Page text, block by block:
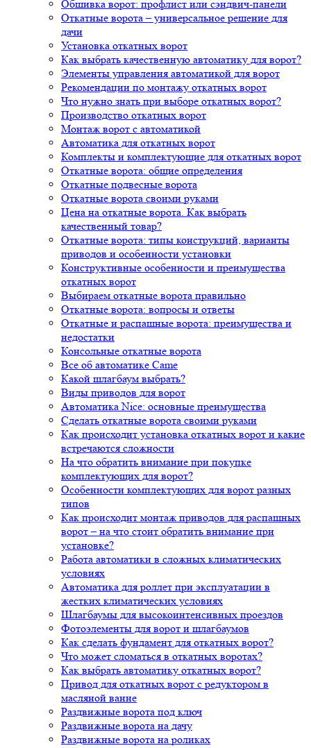
Обшивка ворот: профлист или сэндвич-панели
Откатные ворота – универсальное решение для
дачи
Установка откатных ворот
Как выбрать качественную автоматику для ворот?
Элементы управления автоматикой для ворот
Рекомендации по монтажу откатных ворот
Что нужно знать при выборе откатных ворот?
Производство откатных ворот
Монтаж ворот с автоматикой
Автоматика для откатных ворот
Комплекты и комплектующие для откатных ворот
Откатные ворота: общие определения
Откатные подвесные ворота
Откатные ворота своими руками
Цена на откатные ворота. Как выбрать
качественный товар?
Откатные ворота: типы конструкций, варианты
приводов и особенности установки
Конструктивные особенности и преимущества
откатных ворот
Выбираем откатные ворота правильно
Откатные ворота: вопросы и ответы
Откатные и распашные ворота: преимущества и
недостатки
Консольные откатные ворота
Все об автоматике Came
Какой шлагбаум выбрать?
Виды приводов для ворот
Автоматика Nice: основные преимущества
Сделать откатные ворота своими руками
Как происходит установка откатных ворот и какие
встречаются сложности
На что обратить внимание при покупке
комплектующих для ворот?
Особенности комплектующих для ворот разных
типов
Как происходит монтаж приводов для распашных
ворот – на что стоит обратить внимание при
установке?
Работа автоматики в сложных климатических
условиях
Автоматика для роллет при эксплуатации в
жестких климатических условиях
Шлагбаумы для высокоинтенсивных проездов
Фотоэлементы для ворот и шлагбаумов
Как сделать фундамент для откатных ворот?
Что может сломаться в откатных воротах?
Как выбрать автоматику откатных ворот?
Привод для откатных ворот с редуктором в
масляной ванне
Раздвижные ворота под ключ
Раздвижные ворота на дачу
Раздвижные ворота на роликах